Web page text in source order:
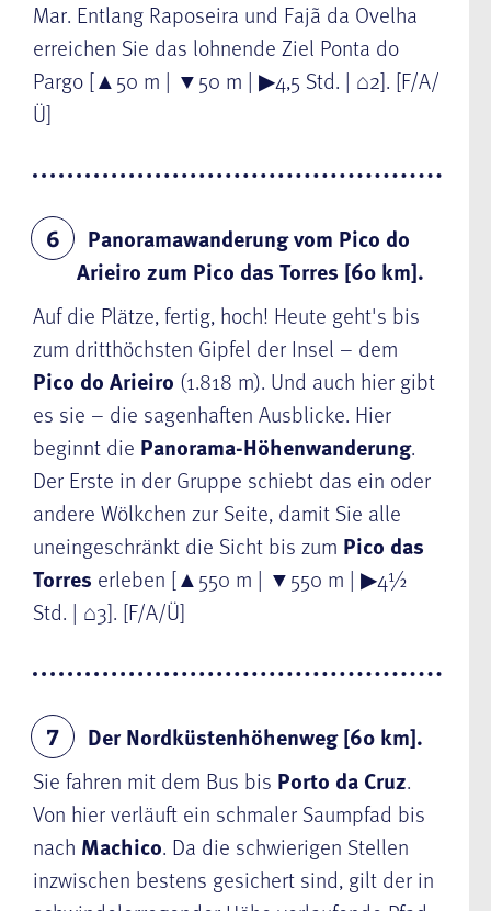
Mar. Entlang Raposeira und Fajã da Ovelha
erreichen Sie das lohnende Ziel Ponta do
Pargo [▲50 m | ▼50 m | ▶4,5 Std. | ⌂2]. [F/A/
Ü]
6
Panoramawanderung vom Pico do
Arieiro zum Pico das Torres [60 km].
Auf die Plätze, fertig, hoch! Heute geht's bis
zum dritthöchsten Gipfel der Insel – dem
Pico do Arieiro (1.818 m). Und auch hier gibt
es sie – die sagenhaften Ausblicke. Hier
beginnt die Panorama-Höhenwanderung.
Der Erste in der Gruppe schiebt das ein oder
andere Wölkchen zur Seite, damit Sie alle
uneingeschränkt die Sicht bis zum Pico das
Torres erleben [▲550 m | ▼550 m | ▶4½
Std. | ⌂3]. [F/A/Ü]
7
Der Nordküstenhöhenweg [60 km].
Sie fahren mit dem Bus bis Porto da Cruz.
Von hier verläuft ein schmaler Saumpfad bis
nach Machico. Da die schwierigen Stellen
inzwischen bestens gesichert sind, gilt der in